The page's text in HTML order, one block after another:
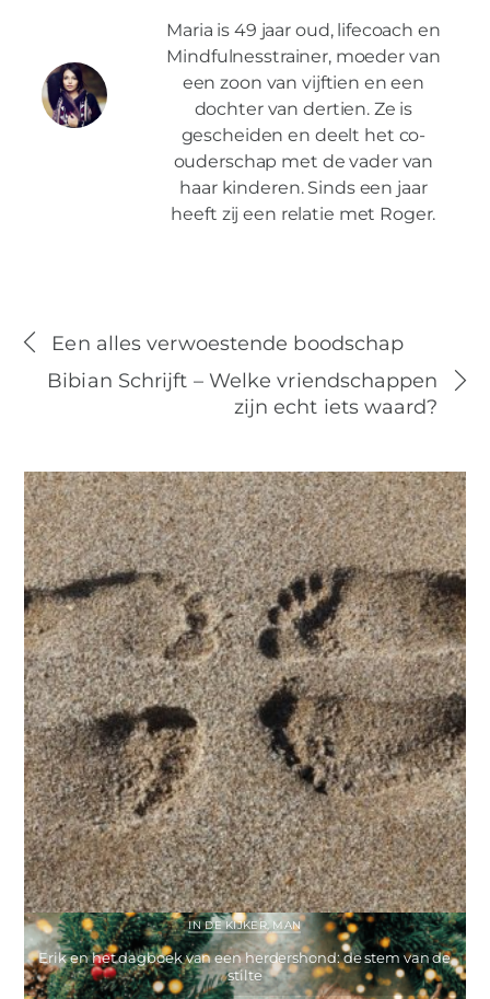
Maria is 49 jaar oud, lifecoach en
Mindfulnesstrainer, moeder van
een zoon van vijftien en een
dochter van dertien. Ze is
gescheiden en deelt het co-
ouderschap met de vader van
haar kinderen. Sinds een jaar
heeft zij een relatie met Roger.
Een alles verwoestende boodschap
Bibian Schrijft – Welke vriendschappen
zijn echt iets waard?
IN DE KIJKER,MAN
Erik en het dagboek van een herdershond: de stem van de
stilte